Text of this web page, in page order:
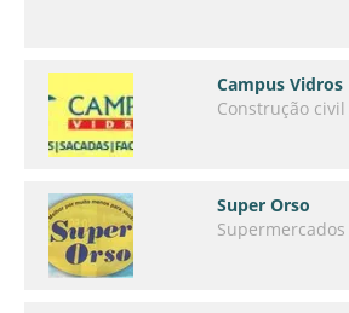
Campus Vidros
Construção civil
Super Orso
Supermercados